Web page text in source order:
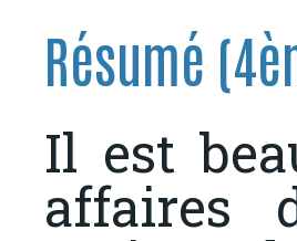
Résumé
Il est
affaires